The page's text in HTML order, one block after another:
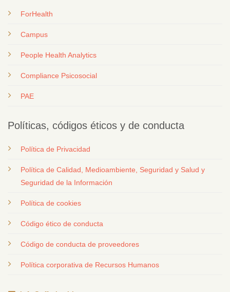
ForHealth
Campus
People Health Analytics
Compliance Psicosocial
PAE
Políticas, códigos éticos y de conducta
Política de Privacidad
Política de Calidad, Medioambiente, Seguridad y Salud y
Seguridad de la Información
Política de cookies
Código ético de conducta
Código de conducta de proveedores
Política corporativa de Recursos Humanos